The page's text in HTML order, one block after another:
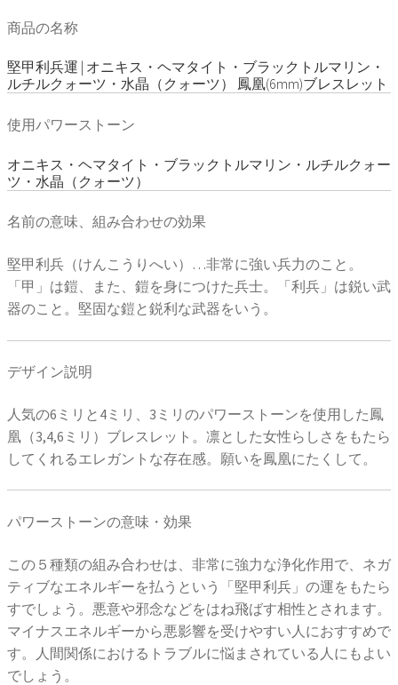
商品の名称
堅甲利兵運 | オニキス・ヘマタイト・ブラックトルマリン・
ルチルクォーツ・水晶（クォーツ） 鳳凰(6mm)ブレスレット
使用パワーストーン
オニキス・ヘマタイト・ブラックトルマリン・ルチルクォー
ツ・水晶（クォーツ）
名前の意味、組み合わせの効果
堅甲利兵（けんこうりへい）…非常に強い兵力のこと。
「甲」は鎧、また、鎧を身につけた兵士。「利兵」は鋭い武
器のこと。堅固な鎧と鋭利な武器をいう。
デザイン説明
人気の6ミリと4ミリ、3ミリのパワーストーンを使用した鳳
凰（3,4,6ミリ）ブレスレット。凛とした女性らしさをもたら
してくれるエレガントな存在感。願いを鳳凰にたくして。
パワーストーンの意味・効果
この５種類の組み合わせは、非常に強力な浄化作用で、ネガ
ティブなエネルギーを払うという「堅甲利兵」の運をもたら
すでしょう。悪意や邪念などをはね飛ばす相性とされます。
マイナスエネルギーから悪影響を受けやすい人におすすめで
す。人間関係におけるトラブルに悩まされている人にもよい
でしょう。